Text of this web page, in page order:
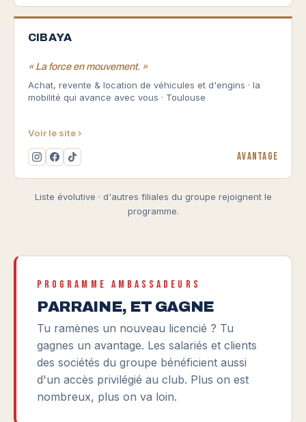
CIBAYA
« La force en mouvement. »
Achat, revente & location de véhicules et d'engins · la
mobilité qui avance avec vous · Toulouse
Voir le site ›
Avantage
Liste évolutive · d'autres filiales du groupe rejoignent le
programme.
PROGRAMME AMBASSADEURS
PARRAINE, ET GAGNE
Tu ramènes un nouveau licencié ? Tu
gagnes un avantage. Les salariés et clients
des sociétés du groupe bénéficient aussi
d'un accès privilégié au club. Plus on est
nombreux, plus on va loin.